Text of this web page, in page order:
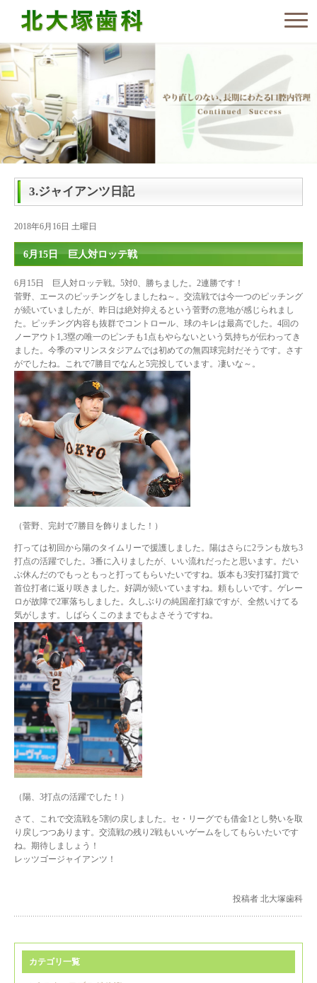
3.ジャイアンツ日記
2018年6月16日 土曜日
6月15日 巨人対ロッテ戦
6月15日 巨人対ロッテ戦。5対0、勝ちました。2連勝です！
菅野、エースのピッチングをしましたね～。交流戦では今一つのピッチング
が続いていましたが、昨日は絶対抑えるという菅野の意地が感じられまし
た。ピッチング内容も抜群でコントロール、球のキレは最高でした。4回の
ノーアウト1,3塁の唯一のピンチも1点もやらないという気持ちが伝わってき
ました。今季のマリンスタジアムでは初めての無四球完封だそうです。さす
がでしたね。これで7勝目でなんと5完投しています。凄いな～。
（菅野、完封で7勝目を飾りました！）
打っては初回から陽のタイムリーで援護しました。陽はさらに2ランも放ち3
打点の活躍でした。3番に入りましたが、いい流れだったと思います。だい
ぶ休んだのでもっともっと打ってもらいたいですね。坂本も3安打猛打賞で
首位打者に返り咲きました。好調が続いていますね。頼もしいです。ゲレー
ロが故障で2軍落ちしました。久しぶりの純国産打線ですが、全然いけてる
気がします。しばらくこのままでもよさそうですね。
（陽、3打点の活躍でした！）
さて、これで交流戦を5割の戻しました。セ・リーグでも借金1とし勢いを取
り戻しつつあります。交流戦の残り2戦もいいゲームをしてもらいたいです
ね。期待しましょう！
レッツゴージャイアンツ！
投稿者 北大塚歯科
カテゴリ一覧